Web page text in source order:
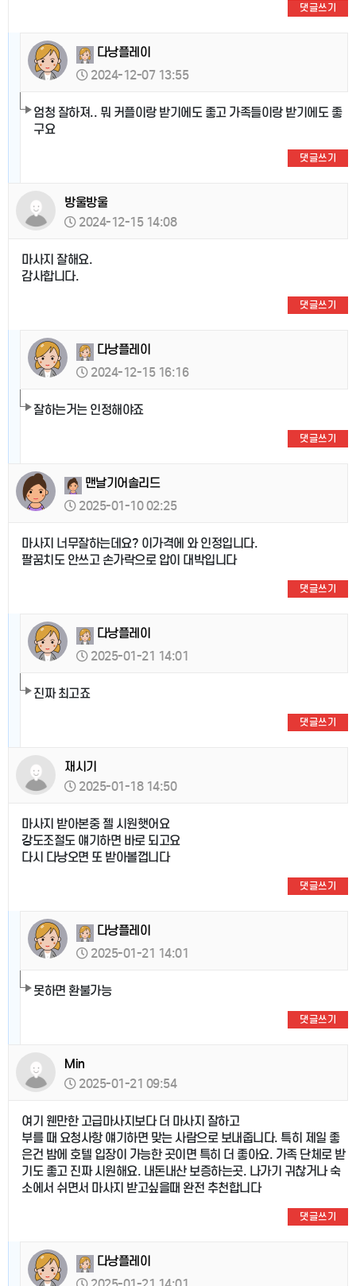
댓글쓰기
다낭플레이
2024-12-07 13:55
엄청 잘하져.. 뭐 커플이랑 받기에도 좋고 가족들이랑 받기에도 좋
구요
댓글쓰기
방울방울
2024-12-15 14:08
마사지 잘해요.
감사합니다.
댓글쓰기
다낭플레이
2024-12-15 16:16
잘하는거는 인정해야죠
댓글쓰기
맨날기어솔리드
2025-01-10 02:25
마사지 너무잘하는데요? 이가격에 와 인정입니다.
팔꿈치도 안쓰고 손가락으로 압이 대박입니다
댓글쓰기
다낭플레이
2025-01-21 14:01
진짜 최고죠
댓글쓰기
재시기
2025-01-18 14:50
마사지 받아본중 젤 시원햇어요
강도조절도 얘기하면 바로 되고요
다시 다낭오면 또 받아볼껍니다
댓글쓰기
다낭플레이
2025-01-21 14:01
못하면 환불가능
댓글쓰기
Min
2025-01-21 09:54
여기 웬만한 고급마사지보다 더 마사지 잘하고
부를 때 요청사항 얘기하면 맞는 사람으로 보내줍니다. 특히 제일 좋
은건 밤에 호텔 입장이 가능한 곳이면 특히 더 좋아요. 가족 단체로 받
기도 좋고 진짜 시원해요. 내돈내산 보증하는곳. 나가기 귀찮거나 숙
소에서 쉬면서 마사지 받고싶을때 완전 추천합니다
댓글쓰기
다낭플레이